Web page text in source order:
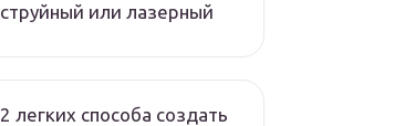
струйный или лазерный
2 легких способа создать